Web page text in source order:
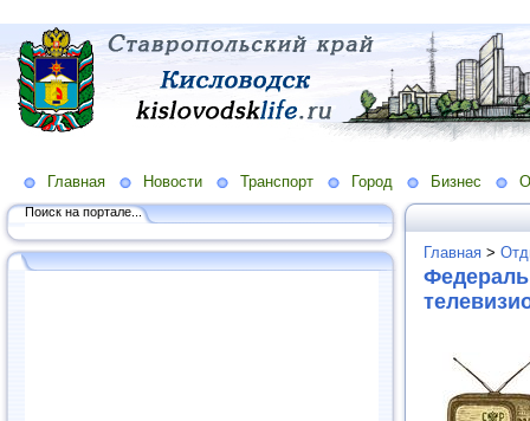
Главная Новости Транспорт Город Бизнес
Поиск на портале...
Главная >